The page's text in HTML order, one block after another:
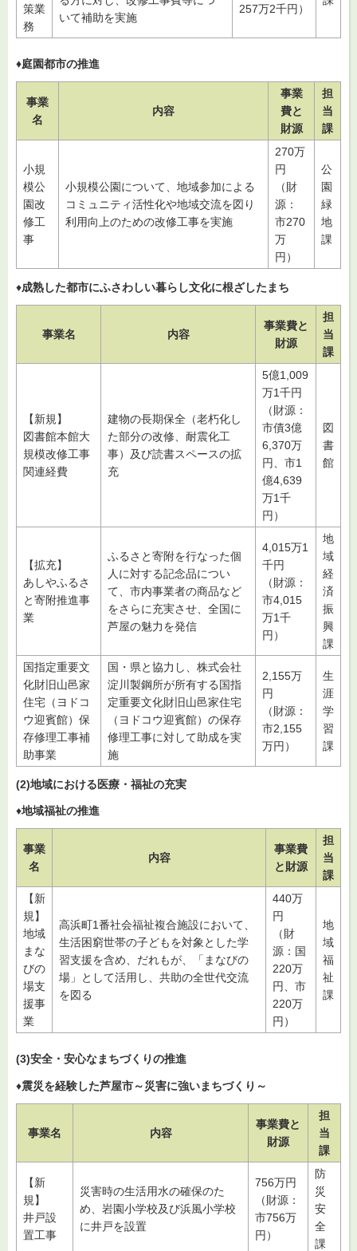
策業
務
いて補助を実施
257万2千円）
♦庭園都市の推進
事業
名
内容
事業
費と
財源
担
当
課
小規
模公
園改
修工
事
小規模公園について、地域参加による
コミュニティ活性化や地域交流を図り
利用向上のための改修工事を実施
270万
円
（財
源：
市270
万
円）
公
園
緑
地
課
♦成熟した都市にふさわしい暮らし文化に根ざしたまち
事業名 内容
事業費と
財源
担
当
課
【新規】
図書館本館大
規模改修工事
関連経費
建物の長期保全（老朽化し
た部分の改修、耐震化工
事）及び読書スペースの拡
充
5億1,009
万1千円
（財源：
市債3億
6,370万
円、市1
億4,639
万1千
円）
図
書
館
【拡充】
あしやふるさ
と寄附推進事
業
ふるさと寄附を行なった個
人に対する記念品につい
て、市内事業者の商品など
をさらに充実させ、全国に
芦屋の魅力を発信
4,015万1
千円
（財源：
市4,015
万1千
円）
地
域
経
済
振
興
課
国指定重要文
化財旧山邑家
住宅（ヨドコ
ウ迎賓館）保
存修理工事補
助事業
国・県と協力し、株式会社
淀川製鋼所が所有する国指
定重要文化財旧山邑家住宅
（ヨドコウ迎賓館）の保存
修理工事に対して助成を実
施
2,155万
円
（財源：
市2,155
万円）
生
涯
学
習
課
(2)地域における医療・福祉の充実
♦地域福祉の推進
事業
名
内容
事業費
と財源
担
当
課
【新
規】
地域
まな
びの
場支
援事
業
高浜町1番社会福祉複合施設において、
生活困窮世帯の子どもを対象とした学
習支援を含め、だれもが、「まなびの
場」として活用し、共助の全世代交流
を図る
440万
円
（財
源：国
220万
円、市
220万
円）
地
域
福
祉
課
(3)安全・安心なまちづくりの推進
♦震災を経験した芦屋市～災害に強いまちづくり～
事業名 内容
事業費と
財源
担
当
課
【新
規】
井戸設
置工事
災害時の生活用水の確保のた
め、岩園小学校及び浜風小学校
に井戸を設置
756万円
（財源：
市756万
円）
防
災
安
全
課